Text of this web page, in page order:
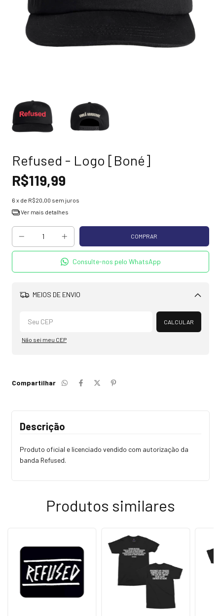
Refused - Logo [Boné]
R$119,99
6 x de R$20,00 sem juros
Ver mais detalhes
Consulte-nos pelo WhatsApp
MEIOS DE ENVIO
Alterar CEP
CALCULAR
Não sei meu CEP
Compartilhar
Descrição
Produto oficial e licenciado vendido com autorização da
banda Refused.
Produtos similares